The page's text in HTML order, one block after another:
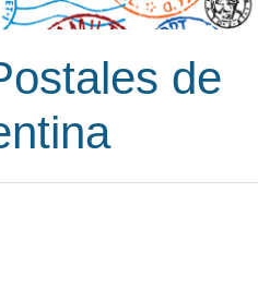
de